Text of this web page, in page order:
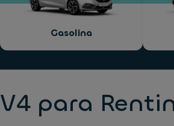
Gasolina
para